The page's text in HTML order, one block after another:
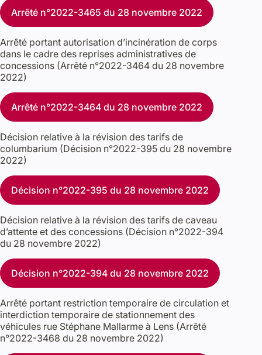
Arrêté n°2022-3465 du 28 novembre 2022
Arrêté portant autorisation d’incinération de corps
dans le cadre des reprises administratives de
concessions (Arrêté n°2022-3464 du 28 novembre
2022)
Arrêté n°2022-3464 du 28 novembre 2022
Décision relative à la révision des tarifs de
columbarium (Décision n°2022-395 du 28 novembre
2022)
Décision n°2022-395 du 28 novembre 2022
Décision relative à la révision des tarifs de caveau
d’attente et des concessions (Décision n°2022-394
du 28 novembre 2022)
Décision n°2022-394 du 28 novembre 2022
Arrêté portant restriction temporaire de circulation et
interdiction temporaire de stationnement des
véhicules rue Stéphane Mallarme à Lens (Arrêté
n°2022-3468 du 28 novembre 2022)